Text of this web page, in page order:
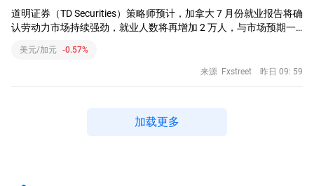
道明证券（TD Securities）策略师预计，加拿大 7 月份就业报告将确
认劳动力市场持续强劲，就业人数将再增加 2 万人，与市场预期一
美元/加元 -0.57%
来源 Fxstreet 昨日 09: 59
加载更多